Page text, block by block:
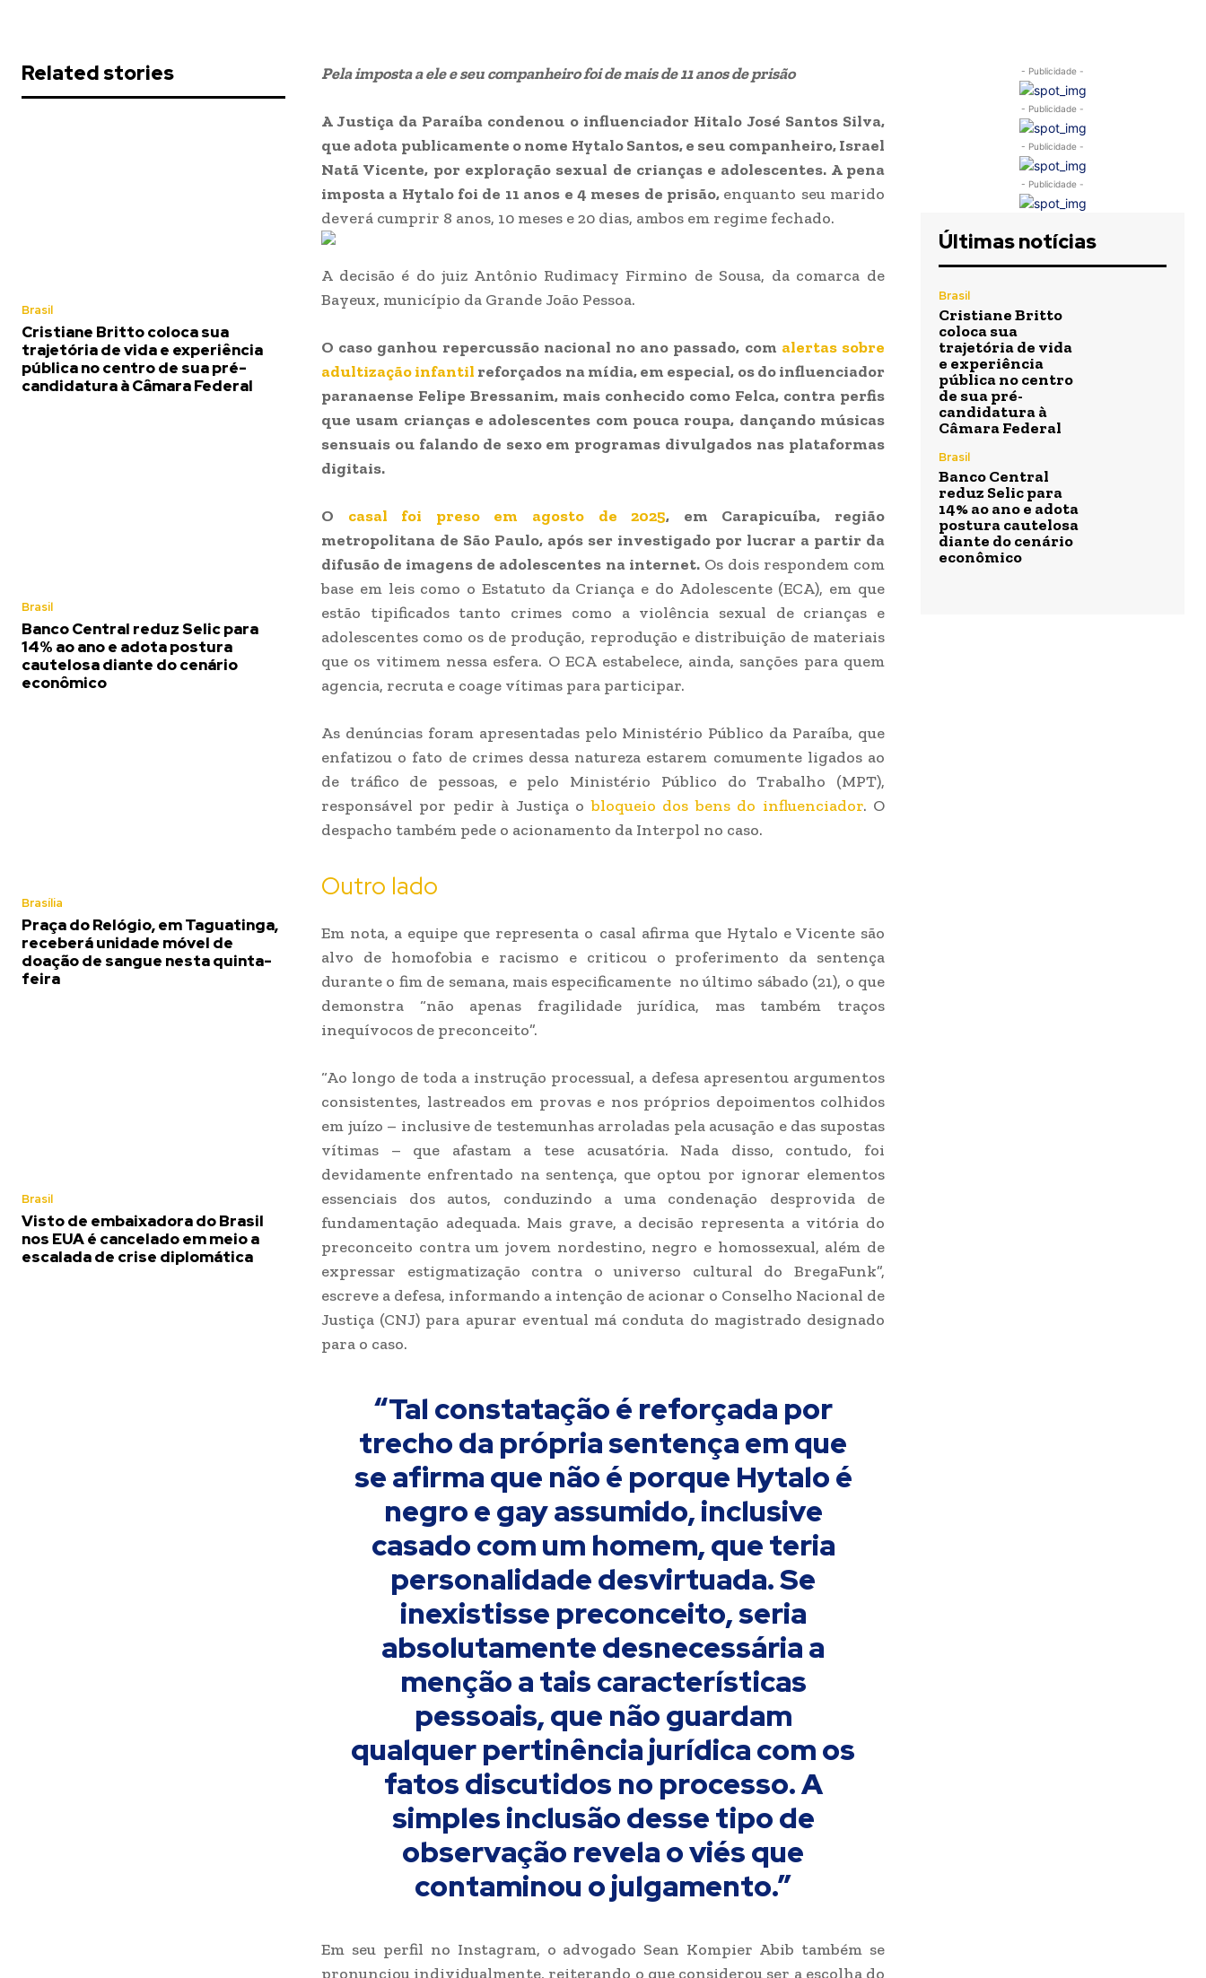
Related stories
Brasil
Cristiane Britto coloca sua
trajetória de vida e experiência
pública no centro de sua pré-
candidatura à Câmara Federal
Brasil
Banco Central reduz Selic para
14% ao ano e adota postura
cautelosa diante do cenário
econômico
Brasília
Praça do Relógio, em Taguatinga,
receberá unidade móvel de
doação de sangue nesta quinta-
feira
Brasil
Visto de embaixadora do Brasil
nos EUA é cancelado em meio a
escalada de crise diplomática
Pela imposta a ele e seu companheiro foi de mais de 11 anos de prisão
A Justiça da Paraíba condenou o influenciador Hitalo José Santos Silva,
que adota publicamente o nome Hytalo Santos, e seu companheiro, Israel
Natã Vicente, por exploração sexual de crianças e adolescentes. A pena
imposta a Hytalo foi de 11 anos e 4 meses de prisão, enquanto seu marido
deverá cumprir 8 anos, 10 meses e 20 dias, ambos em regime fechado.
A decisão é do juiz Antônio Rudimacy Firmino de Sousa, da comarca de
Bayeux, município da Grande João Pessoa.
O caso ganhou repercussão nacional no ano passado, com alertas sobre
adultização infantil reforçados na mídia, em especial, os do influenciador
paranaense Felipe Bressanim, mais conhecido como Felca, contra perfis
que usam crianças e adolescentes com pouca roupa, dançando músicas
sensuais ou falando de sexo em programas divulgados nas plataformas
digitais.
O casal foi preso em agosto de 2025, em Carapicuíba, região
metropolitana de São Paulo, após ser investigado por lucrar a partir da
difusão de imagens de adolescentes na internet.Os dois respondem com
base em leis como o Estatuto da Criança e do Adolescente (ECA), em que
estão tipificados tanto crimes como a violência sexual de crianças e
adolescentes como os de produção, reprodução e distribuição de materiais
que os vitimem nessa esfera. O ECA estabelece, ainda, sanções para quem
agencia, recruta e coage vítimas para participar.
As denúncias foram apresentadas pelo Ministério Público da Paraíba, que
enfatizou o fato de crimes dessa natureza estarem comumente ligados ao
de tráfico de pessoas, e pelo Ministério Público do Trabalho (MPT),
responsável por pedir à Justiça obloqueio dos bens do influenciador. O
despacho também pede o acionamento da Interpol no caso.
Outro lado
Em nota, a equipe que representa o casal afirma que Hytalo e Vicente são
alvo de homofobia e racismo e criticou o proferimento da sentença
durante o fim de semana, mais especificamente no último sábado (21), o que
demonstra “não apenas fragilidade jurídica, mas também traços
inequívocos de preconceito”.
“Ao longo de toda a instrução processual, a defesa apresentou argumentos
consistentes, lastreados em provas e nos próprios depoimentos colhidos
em juízo – inclusive de testemunhas arroladas pela acusação e das supostas
vítimas – que afastam a tese acusatória. Nada disso, contudo, foi
devidamente enfrentado na sentença, que optou por ignorar elementos
essenciais dos autos, conduzindo a uma condenação desprovida de
fundamentação adequada. Mais grave, a decisão representa a vitória do
preconceito contra um jovem nordestino, negro e homossexual, além de
expressar estigmatização contra o universo cultural do BregaFunk”,
escreve a defesa, informando a intenção de acionar o Conselho Nacional de
Justiça (CNJ) para apurar eventual má conduta do magistrado designado
para o caso.
“Tal constatação é reforçada por
trecho da própria sentença em que
se afirma que não é porque Hytalo é
negro e gay assumido, inclusive
casado com um homem, que teria
personalidade desvirtuada. Se
inexistisse preconceito, seria
absolutamente desnecessária a
menção a tais características
pessoais, que não guardam
qualquer pertinência jurídica com os
fatos discutidos no processo. A
simples inclusão desse tipo de
observação revela o viés que
contaminou o julgamento.”
Em seu perfil no Instagram, o advogado Sean Kompier Abib também se
pronunciou individualmente, reiterando o que considerou ser a escolha do
- Publicidade -
- Publicidade -
- Publicidade -
- Publicidade -
Últimas notícias
Brasil
Cristiane Britto
coloca sua
trajetória de vida
e experiência
pública no centro
de sua pré-
candidatura à
Câmara Federal
Brasil
Banco Central
reduz Selic para
14% ao ano e adota
postura cautelosa
diante do cenário
econômico